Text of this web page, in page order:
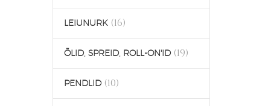
LEIUNURK (16)
ÕLID, SPREID, ROLL-ON'ID (19)
PENDLID (10)